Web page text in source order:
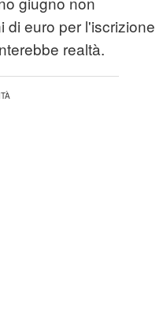
di euro per l'iscrizione
realtà.